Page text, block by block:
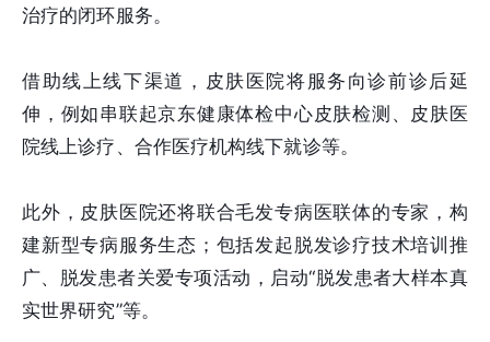
治疗的闭环服务。
借助线上线下渠道，皮肤医院将服务向诊前诊后延
伸，例如串联起京东健康体检中心皮肤检测、皮肤医
院线上诊疗、合作医疗机构线下就诊等。
此外，皮肤医院还将联合毛发专病医联体的专家，构
建新型专病服务生态；包括发起脱发诊疗技术培训推
广、脱发患者关爱专项活动，启动“脱发患者大样本真
实世界研究”等。